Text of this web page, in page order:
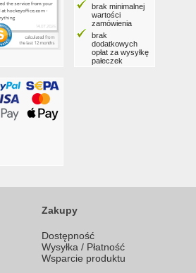
brak minimalnej
wartości
zamówienia
brak
dodatkowych
opłat za wysyłkę
pałeczek
Zakupy
Dostępność
Wysyłka / Płatność
Wsparcie produktu